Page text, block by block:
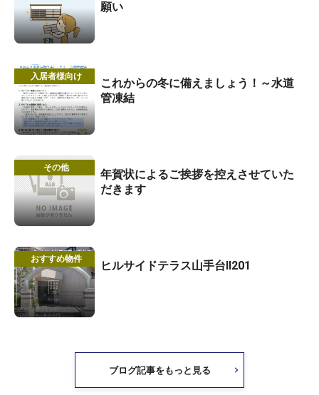
願い
入居者様向け
これからの冬に備えましょう！～水道
管凍結
その他
年賀状によるご挨拶を控えさせていた
だきます
おすすめ物件 ヒルサイドテラス山手台Ⅱ201
ブログ記事をもっと見る